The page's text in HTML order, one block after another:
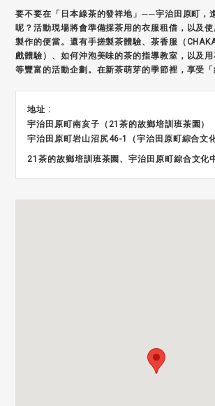
要不要在「日本綠茶的發祥地」──宇治田原町，
呢？活動現場將會準備採茶用的衣服租借，以及
製作的便當。還有手搓製茶體驗、茶香服（
戲體驗）、如何沖泡美味的茶的指導教室，以及
等豐富的活動企劃。在新茶萌芽的季節裡，享受「
地址 :
宇治田原町南亥子（21茶的故鄉培訓班茶園）
宇治田原町岩山沼尻46-1（宇治田原町綜合文
21茶的故鄉培訓班茶園、宇治田原町綜合文化